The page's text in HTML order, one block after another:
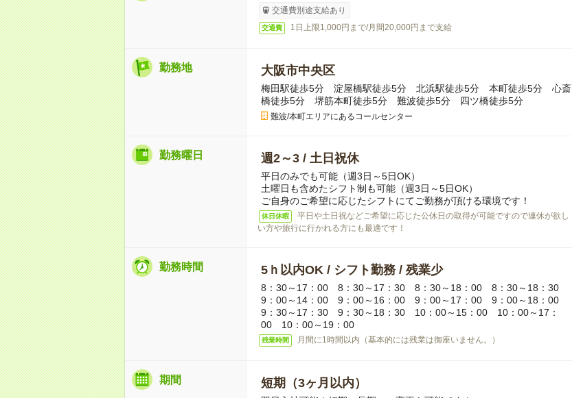
交通費別途支給あり
交通費 1日上限1,000円まで/月間20,000円まで支給
勤務地 大阪市中央区
梅田駅徒歩5分 淀屋橋駅徒歩5分 北浜駅徒歩5分 本町徒歩5分 心斎
橋徒歩5分 堺筋本町徒歩5分 難波徒歩5分 四ツ橋徒歩5分
難波/本町エリアにあるコールセンター
勤務曜日 週2～3 / 土日祝休
平日のみでも可能（週3日～5日OK）
土曜日も含めたシフト制も可能（週3日～5日OK）
ご自身のご希望に応じたシフトにてご勤務が頂ける環境です！
休日休暇
平日や土日祝などご希望に応じた公休日の取得が可能ですので連休が欲し
い方や旅行に行かれる方にも最適です！
勤務時間 5ｈ以内OK / シフト勤務 / 残業少
8：30～17：00 8：30～17：30 8：30～18：00 8：30～18：30
9：00～14：00 9：00～16：00 9：00～17：00 9：00～18：00
9：30～17：30 9：30～18：30 10：00～15：00 10：00～17：
00 10：00～19：00
残業時間 月間に1時間以内（基本的には残業は御座いません。）
期間 短期（3ヶ月以内）